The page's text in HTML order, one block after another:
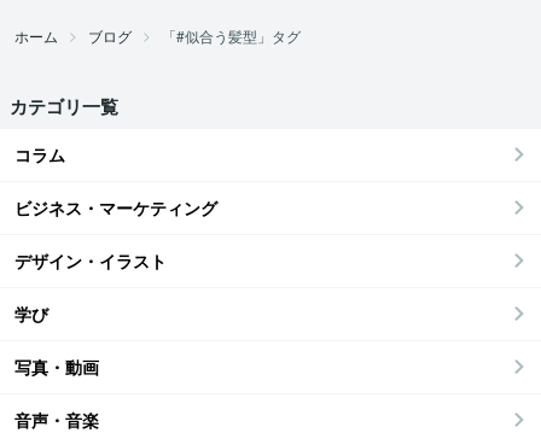
ホーム ブログ 「#似合う髪型」タグ
カテゴリ一覧
コラム
ビジネス・マーケティング
デザイン・イラスト
学び
写真・動画
音声・音楽